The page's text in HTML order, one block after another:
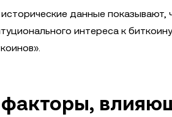
данные
интереса к